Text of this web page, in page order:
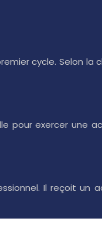
cycle. Selon
pour exercer une
Il reçoit un